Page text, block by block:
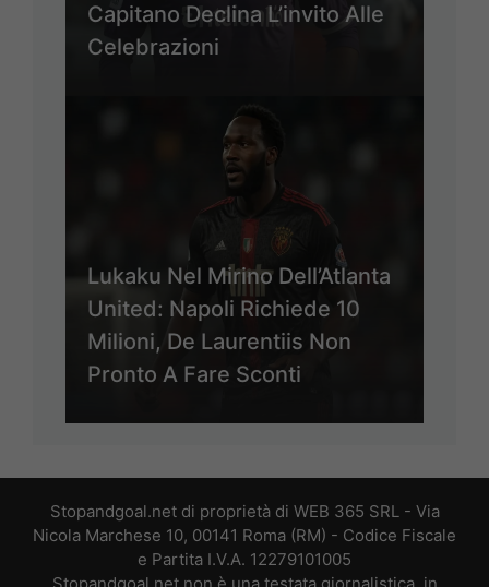
Capitano Declina L’invito Alle
Celebrazioni
Lukaku Nel Mirino Dell’Atlanta
United: Napoli Richiede 10
Milioni, De Laurentiis Non
Pronto A Fare Sconti
Stopandgoal.net di proprietà di WEB 365 SRL - Via
Nicola Marchese 10, 00141 Roma (RM) - Codice Fiscale
e Partita I.V.A. 12279101005